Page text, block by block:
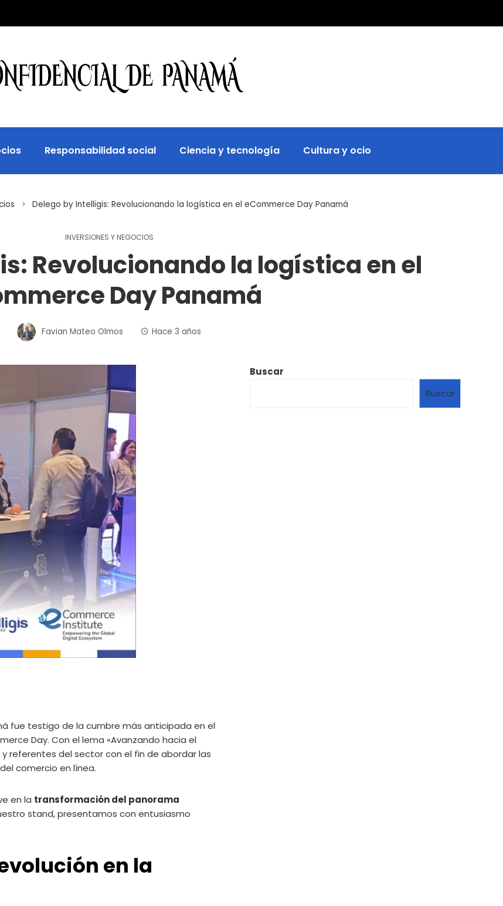
Responsabilidad social Ciencia y tecnología Cultura y ocio
Delego by Intelligis: Revolucionando la logística en el eCommerce Day Panamá
INVERSIONES Y NEGOCIOS
Revolucionando la logística en el
Day Panamá
Favian Mateo Olmos Hace 3 años
fue testigo de la cumbre más anticipada en el
Day. Con el lema «Avanzando hacia el
referentes del sector con el fin de abordar las
comercio en línea.
en la transformación del panorama
stand, presentamos con entusiasmo
en la
Buscar
Buscar